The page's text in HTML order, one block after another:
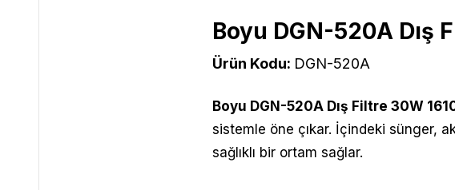
Boyu DGN-520A Dış
Ürün Kodu: DGN-520A
Boyu DGN-520A Dış Filtre 30W
sistemle öne çıkar. İçindeki sünger,
sağlıklı bir ortam sağlar.